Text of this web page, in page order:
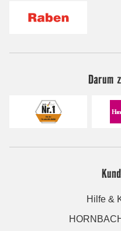
Darum
Hilfe &